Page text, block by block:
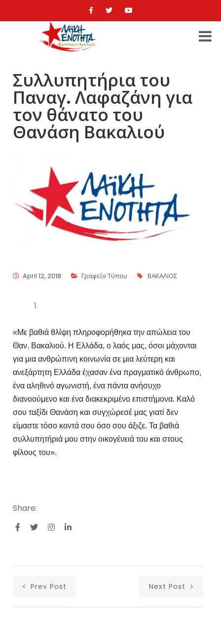
Συλλυπητήρια του
Παναγ. Λαφαζάνη για
τον θάνατο του
Θανάση Βακαλιού
April 12, 2018 Γραφείο Τύπου ΒΑΚΑΛΙΟΣ
«Με βαθιά θλίψη πληροφορήθηκα την απώλεια του
Θαν. Βακαλιού. Η Ελλάδα, ο λαός μας, όσοι μάχονται
για μια ανθρώπινη κοινωνία σε μια λεύτερη και
ανεξάρτητη Ελλάδα έχασαν ένα πραγματικό άνθρωπο,
ένα αληθινό αγωνιστή, ένα πάντα ανήσυχο
διανοούμενο και ένα διακεκριμένο επιστήμονα. Καλό
σου ταξίδι Θανάση και συγχώρεσέ μας γιατί δεν
είμαστε τόσο κοντά σου όσο σου άξιζε. Τα βαθιά
συλλυπητήριά μου στην οικογένειά του και στους
φίλους του».
Share:
Prev Post Next Post